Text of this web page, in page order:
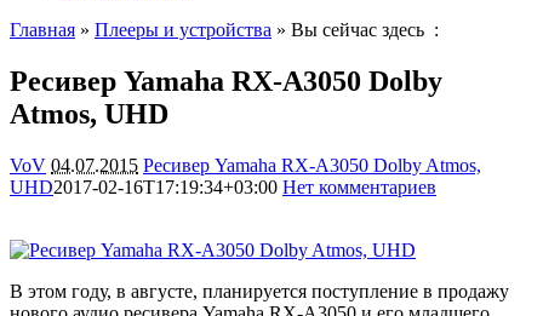
Главная » Плееры и устройства » Вы сейчас здесь :
Ресивер Yamaha RX-A3050 Dolby
Atmos, UHD
VoV 04.07.2015 Ресивер Yamaha RX-A3050 Dolby Atmos,
UHD2017-02-16T17:19:34+03:00 Нет комментариев
В этом году, в августе, планируется поступление в продажу